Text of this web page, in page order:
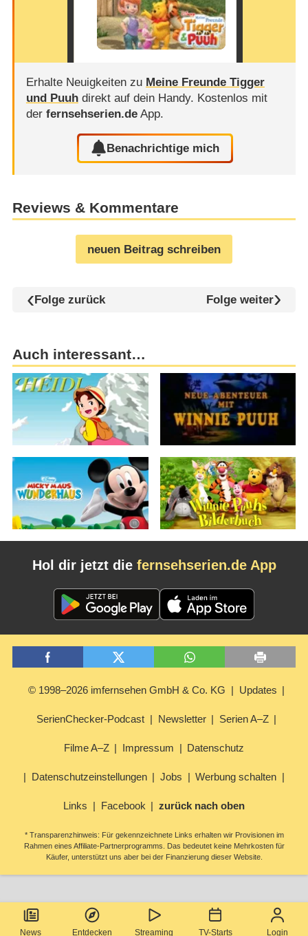
News Entdecken Streaming TV-Starts Login
Erhalte Neuigkeiten zu Meine Freunde Tigger
und Puuhdirekt auf dein Handy. Kostenlos mit
der fernsehserien.deApp.
Benachrichtige mich
Reviews & Kommentare
neuen Beitrag schreiben
Folge zurück Folge weiter
Auch interessant…
Hol dir jetzt die fernsehserien.de App
© 1998–2026 imfernsehen GmbH & Co. KG Updates
SerienChecker-Podcast Newsletter Serien A–Z
Filme A–Z Impressum Datenschutz
Datenschutzeinstellungen Jobs Werbung schalten
Links Facebook zurück nach oben
* Transparenzhinweis: Für gekennzeichnete Links erhalten wir Provisionen im
Rahmen eines Affiliate-Partnerprogramms. Das bedeutet keine Mehrkosten für
Käufer, unterstützt uns aber bei der Finanzierung dieser Website.